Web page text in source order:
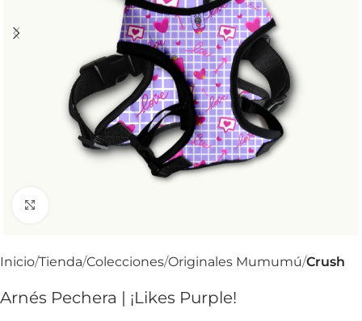
Inicio Tienda Colecciones Originales Mumumú Crush
Arnés Pechera | ¡Likes Purple!